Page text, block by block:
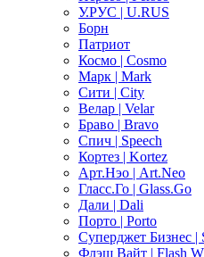
У.РУС | U.RUS
Борн
Патриот
Космо | Cosmo
Марк | Mark
Сити | City
Велар | Velar
Браво | Bravo
Спич | Speech
Кортез | Kortez
Арт.Нэо | Art.Neo
Гласс.Го | Glass.Go
Дали | Dali
Порто | Porto
Суперджет Бизнес |
Флэш Вайт | Flash